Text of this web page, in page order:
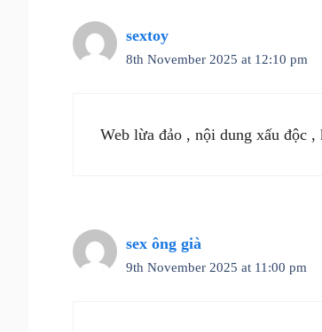
sextoy
8th November 2025 at 12:10 pm
Web lừa đảo , nội dung xấu độc
sex ông già
9th November 2025 at 11:00 pm